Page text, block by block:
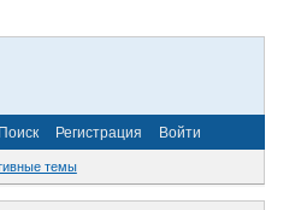
Поиск Регистрация Войти
темы